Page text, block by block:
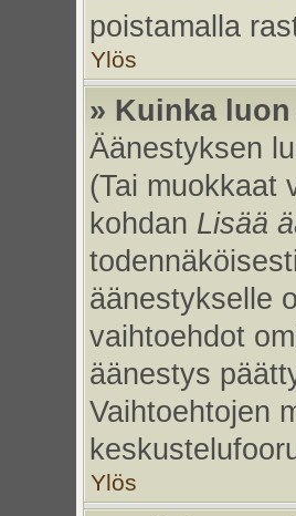
poistamalla
Ylös
» Kuinka
Äänestyksen
(Tai muokkaat
kohdan Lisää
äänestykselle
vaihtoehdot
äänestys
Vaihtoehtojen
Ylös